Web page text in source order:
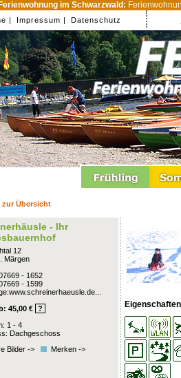
im Schwarzwald:
| Impressum | Datenschutz
zur Übersicht
- Ihr
12
Märgen
- 1652
- 1599
45,00 € ?
1 - 4
Dachgeschoss
Bilder ->
Merken ->
Eigenschaften